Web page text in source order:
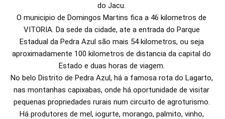
do Jacu.
O municipio de Domingos Martins fica a 46 kilometros de
VITORIA. Da sede da cidade, ate a entrada do Parque
Estadual da Pedra Azul são mais 54 kilometros, ou seja
aproximadamente 100 kilometros de distancia da capital do
Estado e duas horas de viagem.
No belo Distrito de Pedra Azul, há a famosa rota do Lagarto,
nas montanhas capixabas, onde há oportunidade de visitar
pequenas propriedades rurais num circuito de agroturismo.
Há produtores de mel, iogurte, morango, palmito, vinho,